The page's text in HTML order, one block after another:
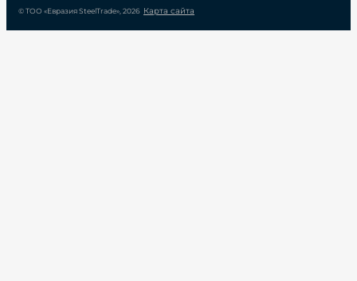
© ТОО «Евразия SteelTrade», 2026 Карта сайта